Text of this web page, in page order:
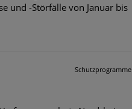
und -Störfälle von Januar bis
Schutzprogramme